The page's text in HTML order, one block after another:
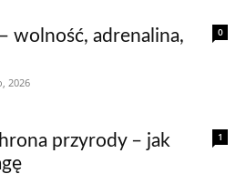
0
wolność, adrenalina,
2026
1
przyrody – jak